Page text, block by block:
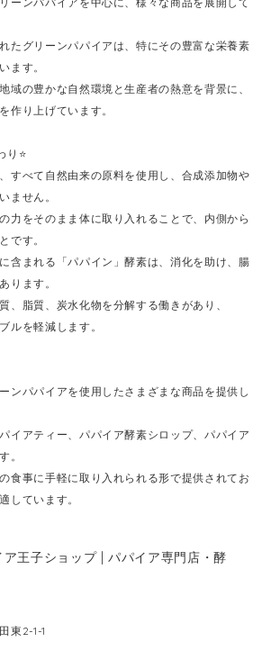
たグリーンパパイアは、特にその豊富な栄養素
ます。
域の豊かな自然環境と生産者の熱意を背景に、
作り上げています。
り⭐️
すべて自然由来の原料を使用し、合成添加物や
ません。
力をそのまま体に取り入れることで、内側から
です。
含まれる「パパイン」酵素は、消化を助け、腸
ります。
、脂質、炭水化物を分解する働きがあり、
ルを軽減します。
ンパパイアを使用したさまざまな商品を提供し
イアティー、パパイア酵素シロップ、パパイア
。
食事に手軽に取り入れられる形で提供されてお
しています。
ア王子ショップ | パパイア専門店・酵
東2-1-1